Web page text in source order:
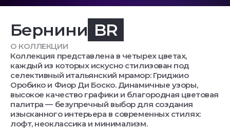
Бернини BR
О КОЛЛЕКЦИИ
Коллекция представлена в четырех цветах,
каждый из которых искусно стилизован под
селективный итальянский мрамор: Гриджио
Оробико и Фиор Ди Боско. Динамичные узоры,
высокое качество графики и благородная цветовая
палитра — безупречный выбор для создания
изысканного интерьера в современных стилях:
лофт, неоклассика и минимализм.